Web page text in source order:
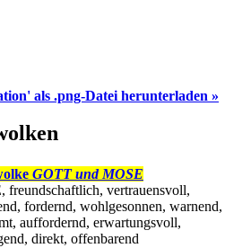
als .png-Datei herunterladen »
GOTT und MOSE
freundschaftlich, vertrauensvoll,
fordernd, wohlgesonnen, warnend,
auffordernd, erwartungsvoll,
direkt, offenbarend